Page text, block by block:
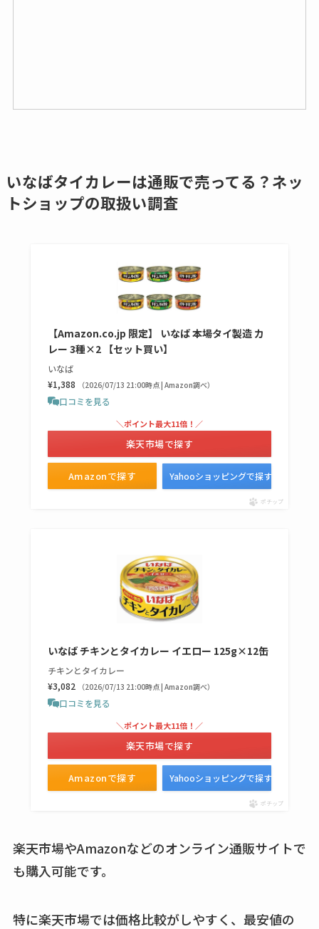
いなばタイカレーは通販で売ってる？ネッ
トショップの取扱い調査
【Amazon.co.jp 限定】 いなば 本場タイ製造 カ
レー 3種×2 【セット買い】
いなば
¥1,388
（2026/07/13 21:00時点 | Amazon調べ）
口コミを見る
Amazonで探す
＼ポイント最大11倍！／
楽天市場で探す
Yahooショッピングで探す
ポチップ
いなば チキンとタイカレー イエロー 125g×12缶
チキンとタイカレー
¥3,082
（2026/07/13 21:00時点 | Amazon調べ）
口コミを見る
Amazonで探す
＼ポイント最大11倍！／
楽天市場で探す
Yahooショッピングで探す
ポチップ
楽天市場やAmazonなどのオンライン通販サイトで
も購入可能です。
特に楽天市場では価格比較がしやすく、最安値の